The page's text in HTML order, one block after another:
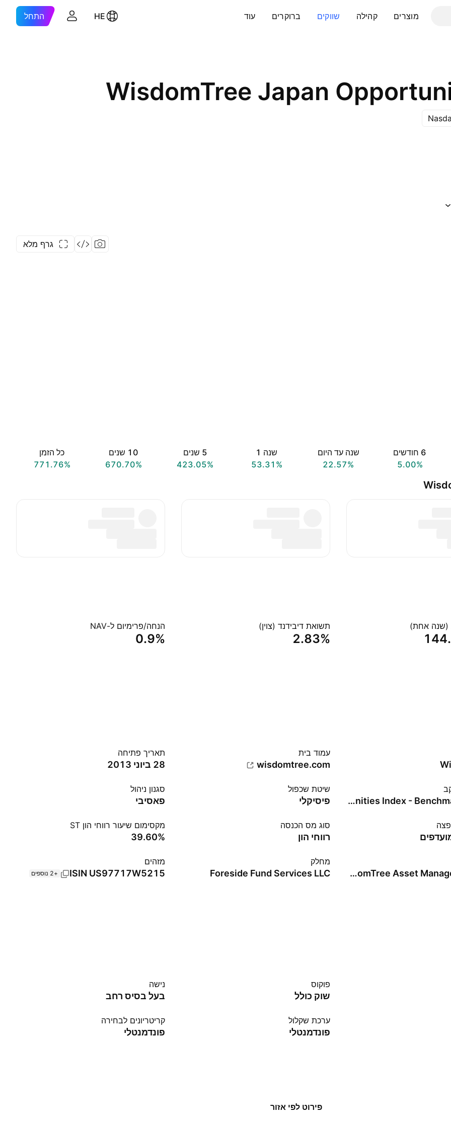
מוצרים קהילה שווקים ברוקרים עוד HE התחל
WisdomTree Japan
גרף מלא
‎6‎ חודשים
5.00%
שנה עד היום
22.57%
שנה ‎1‎
53.31%
‎5‎ שנים
423.05%
‎10‎ שנים
670.70%
כל הזמן
771.76%
(שנה אחת) תשואת דיבידנד (צוין)
2.83%
הנחה/פרימיום ל-NAV
0.9%
עמוד בית
wisdomtree.com
תאריך פתיחה
28 ביוני 2013
WisdomTree Japan Opportunities Index - Benchmark TR Net
שיטת שכפול
פיסיקלי
סגנון ניהול
פאסיבי
סוג מס הכנסה
רווחי הון
מקסימום שיעור רווחי הון ST
‪39.60%‬
WisdomTree Asset Management, Inc.
מחלק
Foreside Fund Services LLC
מזהים
ISIN US97717W5215 +2 נוספים
פוקוס
שוק כולל
נישה
בעל בסיס רחב
ערכת שקלול
פונדמנטלי
קריטריונים לבחירה
פונדמנטלי
פירוט לפי אזור